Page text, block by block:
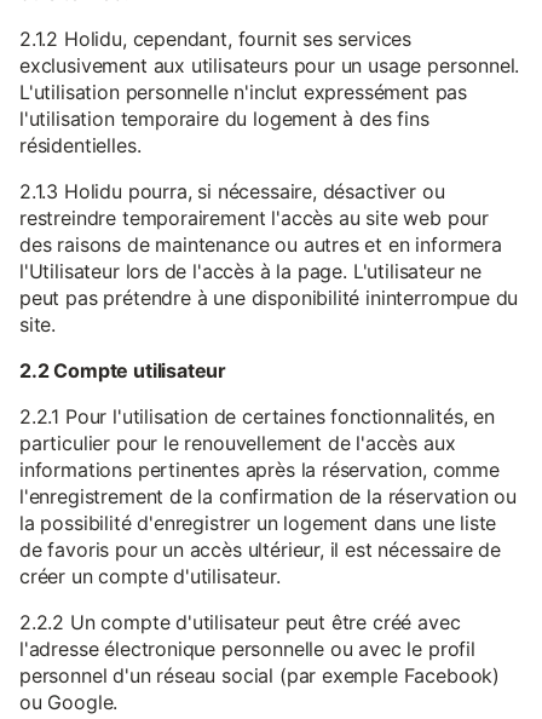
2.1.2 Holidu, cependant, fournit ses services
exclusivement aux utilisateurs pour un usage personnel.
L'utilisation personnelle n'inclut expressément pas
l'utilisation temporaire du logement à des fins
résidentielles.
2.1.3 Holidu pourra, si nécessaire, désactiver ou
restreindre temporairement l'accès au site web pour
des raisons de maintenance ou autres et en informera
l'Utilisateur lors de l'accès à la page. L'utilisateur ne
peut pas prétendre à une disponibilité ininterrompue du
site.
2.2 Compte utilisateur
2.2.1 Pour l'utilisation de certaines fonctionnalités, en
particulier pour le renouvellement de l'accès aux
informations pertinentes après la réservation, comme
l'enregistrement de la confirmation de la réservation ou
la possibilité d'enregistrer un logement dans une liste
de favoris pour un accès ultérieur, il est nécessaire de
créer un compte d'utilisateur.
2.2.2 Un compte d'utilisateur peut être créé avec
l'adresse électronique personnelle ou avec le profil
personnel d'un réseau social (par exemple Facebook)
ou Google.